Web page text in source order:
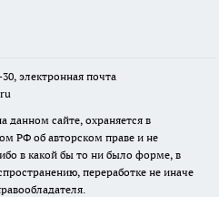
электронная почта
данном сайте, охраняется в
РФ об авторском праве и не
в какой бы то ни было форме, в
переработке не иначе